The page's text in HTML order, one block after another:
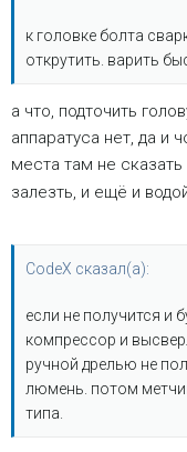
к головке болта
открутить. варить
а что, подточить
аппаратуса нет, да и
места там не
залезть, и ещё и
CodeX сказал(а):
если не получится и
компрессор и
ручной дрелью не
люмень. потом
типа.